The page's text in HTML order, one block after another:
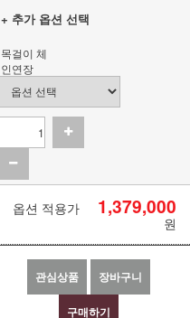
+ 추가 옵션 선택
목걸이 체
인연장
옵션 적용가 1,379,000
원
관심상품 장바구니
구매하기